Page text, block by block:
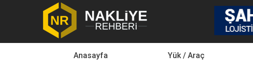
Anasayfa Yük / Araç